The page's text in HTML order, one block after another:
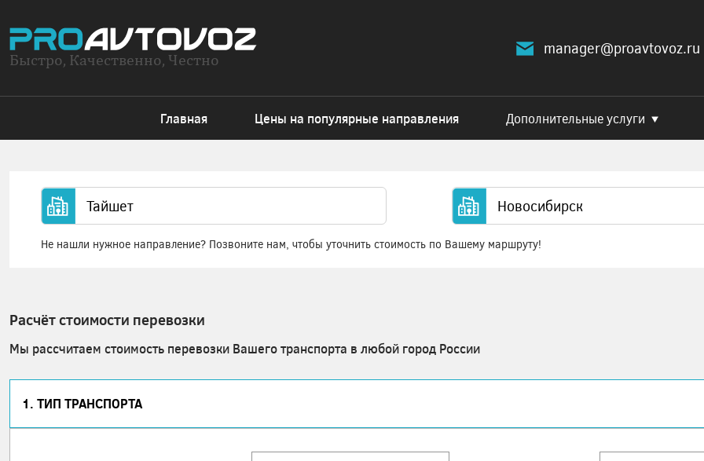
Быстро, Качественно, Честно
manager@proavtovoz.ru
Главная Цены на популярные направления Дополнительные услуги
Не нашли нужное направление? Позвоните нам, чтобы уточнить стоимость по Вашему маршруту!
Расчёт стоимости перевозки
Мы рассчитаем стоимость перевозки Вашего транспорта в любой город России
1. ТИП ТРАНСПОРТА